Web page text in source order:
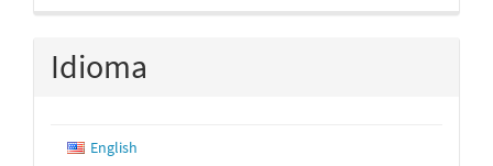
Idioma
English